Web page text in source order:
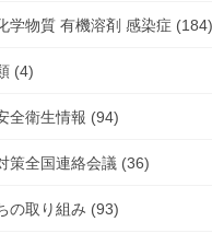
学物質 有機溶剤 感染症 (184)
(4)
全衛生情報 (94)
策全国連絡会議 (36)
の取り組み (93)